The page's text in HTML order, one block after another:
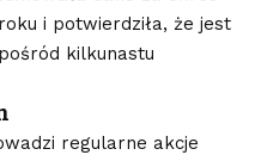
i potwierdziła, że jest
kilkunastu
regularne akcje